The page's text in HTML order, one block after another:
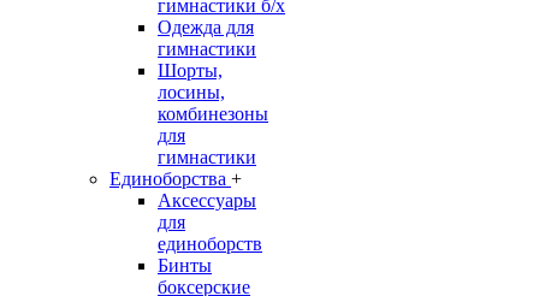
гимнастики б/х
Одежда для
гимнастики
Шорты,
лосины,
комбинезоны
для
гимнастики
Единоборства +
Аксессуары
для
единоборств
Бинты
боксерские